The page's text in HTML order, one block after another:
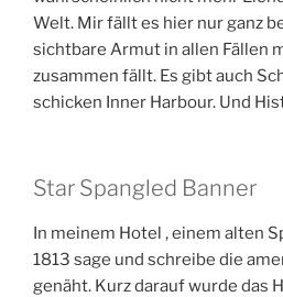
Welt. Mir fällt es hier nur ganz
sichtbare Armut in allen Fällen
zusammen fällt. Es gibt auch
schicken Inner Harbour. Und
Star Spangled Banner
In meinem Hotel , einem alten
1813 sage und schreibe die
genäht. Kurz darauf wurde das